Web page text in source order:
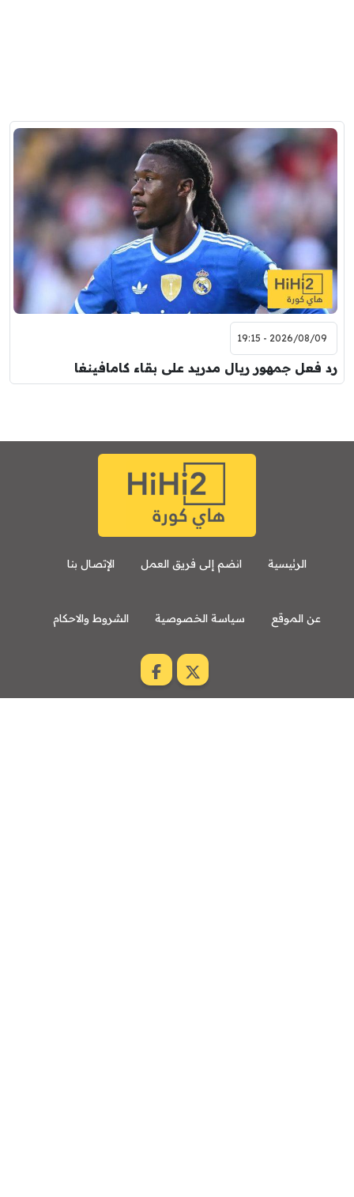
2026/08/09 - 19:15
رد فعل جمهور ريال مدريد على بقاء كامافينغا
الرئيسية انضم إلى فريق العمل الإتصال بنا
عن الموقع سياسة الخصوصية الشروط والاحكام